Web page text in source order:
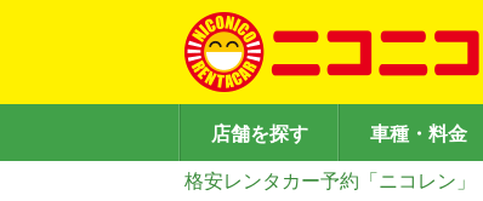
店舗を探す 車種・料金
格安レンタカー予約「ニコレン」